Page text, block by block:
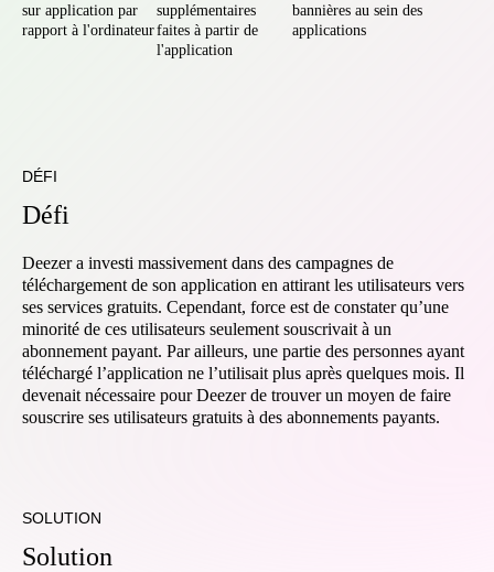
sur application par
rapport à l'ordinateur
supplémentaires
faites à partir de
l'application
bannières au sein des
applications
DÉFI
Défi
Deezer a investi massivement dans des campagnes de
téléchargement de son application en attirant les utilisateurs vers
ses services gratuits. Cependant, force est de constater qu’une
minorité de ces utilisateurs seulement souscrivait à un
abonnement payant. Par ailleurs, une partie des personnes ayant
téléchargé l’application ne l’utilisait plus après quelques mois. Il
devenait nécessaire pour Deezer de trouver un moyen de faire
souscrire ses utilisateurs gratuits à des abonnements payants.
SOLUTION
Solution